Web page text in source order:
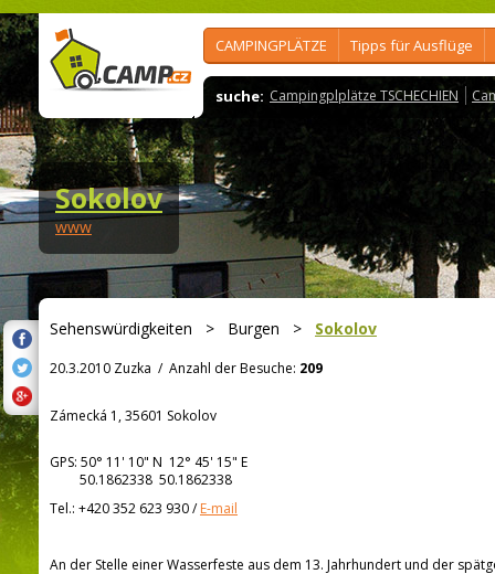
CAMPINGPLÄTZE Tipps für Ausflüge
suche: Campingplplätze TSCHECHIEN
Sokolov
www
Sehenswürdigkeiten > Burgen > Sokolov
20.3.2010 Zuzka / Anzahl der Besuche: 209
Zámecká 1, 35601 Sokolov
GPS: 50° 11' 10" N 12° 45' 15" E
50.1862338 50.1862338
Tel.: +420 352 623 930/E-mail
An der Stelle einer Wasserfeste aus dem 13. Jahrhundert und der